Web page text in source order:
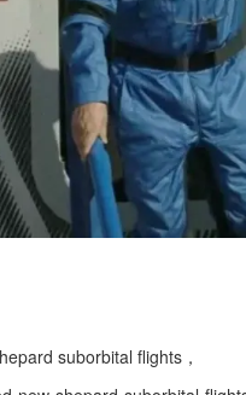
suborbital flights，